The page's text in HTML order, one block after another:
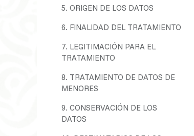
5. ORIGEN DE LOS DATOS
6. FINALIDAD DEL TRATAMIENTO
7. LEGITIMACIÓN PARA EL
TRATAMIENTO
8. TRATAMIENTO DE DATOS DE
MENORES
9. CONSERVACIÓN DE LOS
DATOS